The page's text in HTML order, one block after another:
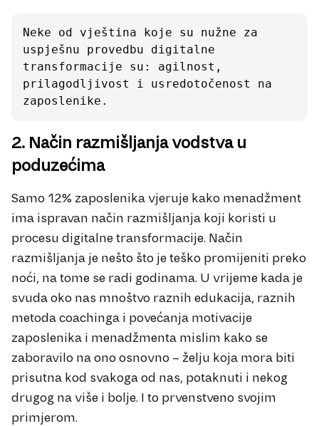
Neke od vještina koje su nužne za
uspješnu provedbu digitalne
transformacije su: agilnost,
prilagodljivost i usredotočenost na
zaposlenike.
2. Način razmišljanja vodstva u
poduzećima
Samo 12% zaposlenika vjeruje kako menadžment
ima ispravan način razmišljanja koji koristi u
procesu digitalne transformacije. Način
razmišljanja je nešto što je teško promijeniti preko
noći, na tome se radi godinama. U vrijeme kada je
svuda oko nas mnoštvo raznih edukacija, raznih
metoda coachinga i povećanja motivacije
zaposlenika i menadžmenta mislim kako se
zaboravilo na ono osnovno – želju koja mora biti
prisutna kod svakoga od nas, potaknuti i nekog
drugog na više i bolje. I to prvenstveno svojim
primjerom.